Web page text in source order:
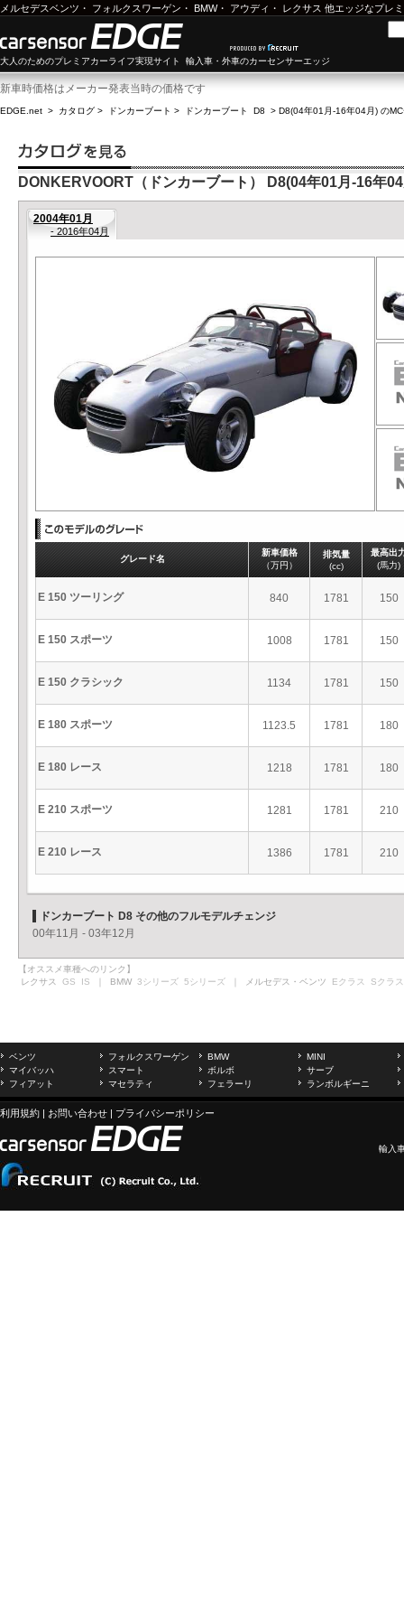
メルセデスベンツ ・ フォルクスワーゲン ・ BMW・ アウディ ・ レクサス 他エッジなプレ
大人のためのプレミアカーライフ実現サイト 輸入車・外車のカーセンサーエッジ
新車時価格はメーカー発表当時の価格です
EDGE.net > カタログ > ドンカーブート > ドンカーブート D8 > D8(04年01月-16年04月) の
DONKERVOORT（ドンカーブート） D8(04年01月-16年
2004年01月
- 2016年04月
グレード名
新車価格
（万円）
排気量
(cc)
最高出
(馬力)
E 150 ツーリング 840 1781 150
E 150 スポーツ 1008 1781 150
E 150 クラシック 1134 1781 150
E 180 スポーツ 1123.5 1781 180
E 180 レース 1218 1781 180
E 210 スポーツ 1281 1781 210
E 210 レース 1386 1781 210
ドンカーブート D8 その他のフルモデルチェンジ
00年11月 - 03年12月
【オススメ車種へのリンク】
レクサス GS IS ｜ BMW 3シリーズ 5シリーズ ｜ メルセデス・ベンツ Eクラス Sクラス
ベンツ フォルクスワーゲン BMW
MINI
マイバッハ
スマート ボルボ
サーブ
フィアット
マセラティ フェラーリ ランボルギーニ
利用規約 | お問い合わせ | プライバシーポリシー
輸入